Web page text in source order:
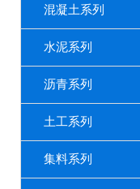
混凝土系列
水泥系列
沥青系列
土工系列
集料系列